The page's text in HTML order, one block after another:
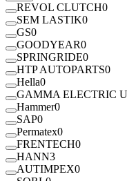
REVOL CLUTCH0
SEM LASTIK0
GS0
GOODYEAR0
SPRINGRIDE0
HTP AUTOPARTS0
Hella0
GAMMA ELECTRIC
Hammer0
SAP0
Permatex0
FRENTECH0
HANN3
AUTIMPEX0